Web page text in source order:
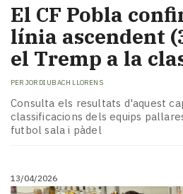
El CF Pobla
línia ascendent
el Tremp a la
PER JORDI UBACH LLORENS
Consulta els resultats d'aquest
classificacions dels equips
futbol sala i pàdel
13/04/2026